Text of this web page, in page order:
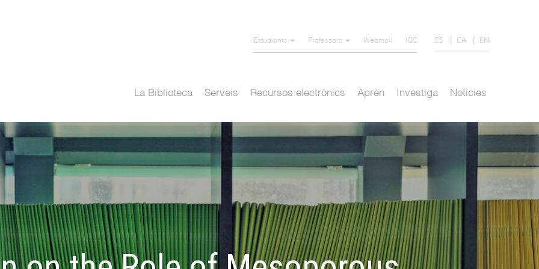
Estudiants Professors Webmail IQS ES CA EN
La Biblioteca Serveis Recursos electrònics Aprèn Investiga Notícies